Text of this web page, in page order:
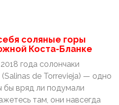
соляные горы
Коста-Бланке
года солончаки
de Torrevieja) — одно
бы вряд ли подумали
там, они навсегда